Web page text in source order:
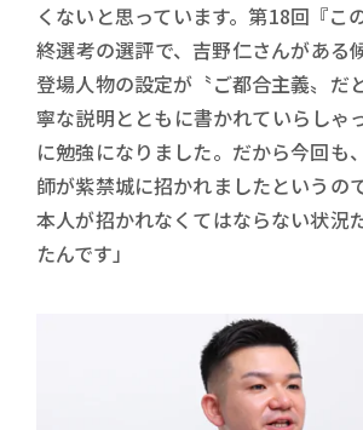
くないと思っています。第18回『こ
終選考の選評で、吉野仁さんがある
登場人物の設定が〝ご都合主義〟だ
寧な説明とともに書かれていらしゃ
に勉強になりました。だから今回も
師が紫禁城に招かれましたというの
本人が招かれなくてはならない状況
たんです」